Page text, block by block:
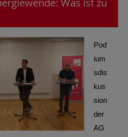
Pod
ium
sdis
kus
sion
der
AG